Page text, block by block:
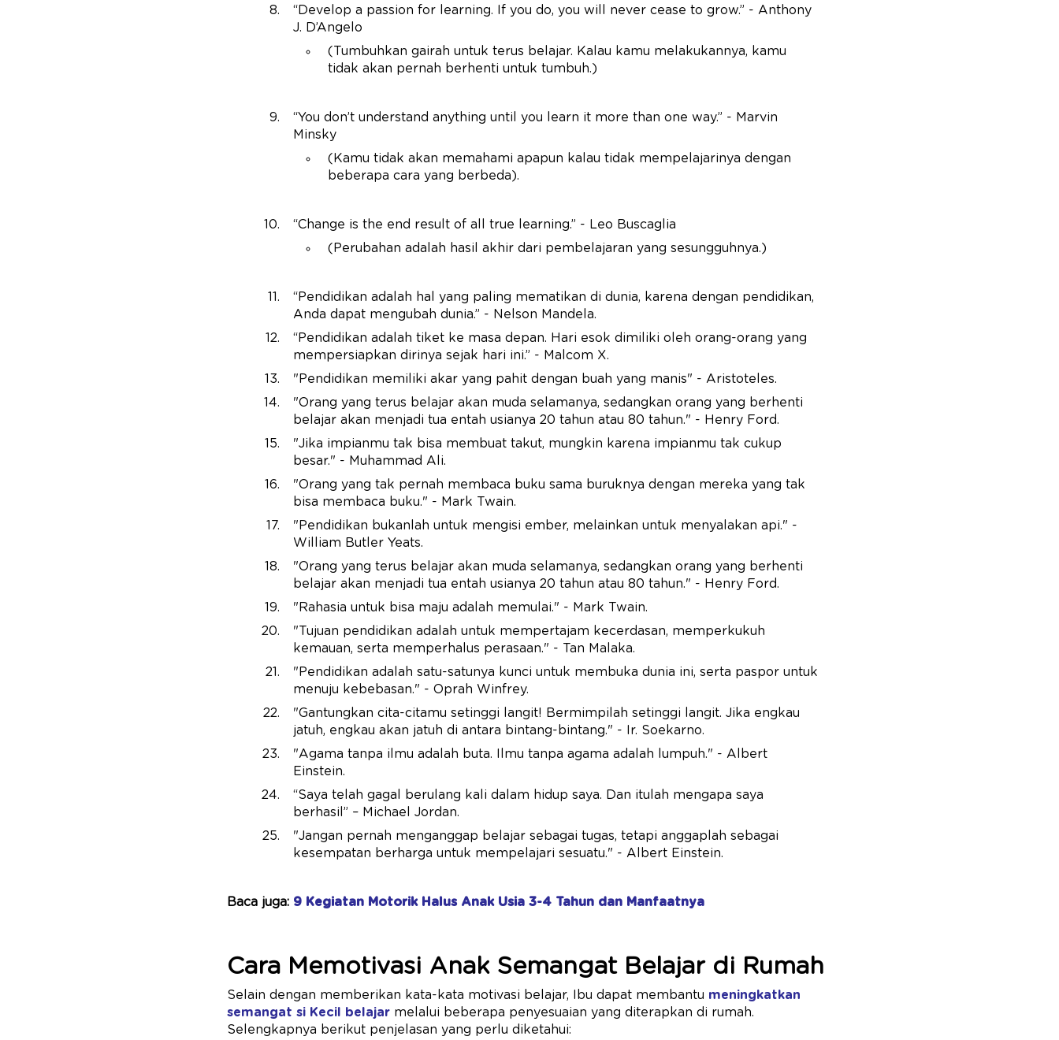
“Develop a passion for learning. If you do, you will never cease to grow.” - Anthony
J. D’Angelo
(Tumbuhkan gairah untuk terus belajar. Kalau kamu melakukannya, kamu
tidak akan pernah berhenti untuk tumbuh.)
“You don’t understand anything until you learn it more than one way.” - Marvin
Minsky
(Kamu tidak akan memahami apapun kalau tidak mempelajarinya dengan
beberapa cara yang berbeda).
“Change is the end result of all true learning.” - Leo Buscaglia
(Perubahan adalah hasil akhir dari pembelajaran yang sesungguhnya.)
“Pendidikan adalah hal yang paling mematikan di dunia, karena dengan pendidikan,
Anda dapat mengubah dunia.” - Nelson Mandela.
“Pendidikan adalah tiket ke masa depan. Hari esok dimiliki oleh orang-orang yang
mempersiapkan dirinya sejak hari ini.” - Malcom X.
"Pendidikan memiliki akar yang pahit dengan buah yang manis" - Aristoteles.
"Orang yang terus belajar akan muda selamanya, sedangkan orang yang berhenti
belajar akan menjadi tua entah usianya 20 tahun atau 80 tahun." - Henry Ford.
"Jika impianmu tak bisa membuat takut, mungkin karena impianmu tak cukup
besar." - Muhammad Ali.
"Orang yang tak pernah membaca buku sama buruknya dengan mereka yang tak
bisa membaca buku." - Mark Twain.
"Pendidikan bukanlah untuk mengisi ember, melainkan untuk menyalakan api." -
William Butler Yeats.
"Orang yang terus belajar akan muda selamanya, sedangkan orang yang berhenti
belajar akan menjadi tua entah usianya 20 tahun atau 80 tahun." - Henry Ford.
"Rahasia untuk bisa maju adalah memulai." - Mark Twain.
"Tujuan pendidikan adalah untuk mempertajam kecerdasan, memperkukuh
kemauan, serta memperhalus perasaan." - Tan Malaka.
"Pendidikan adalah satu-satunya kunci untuk membuka dunia ini, serta paspor untuk
menuju kebebasan." - Oprah Winfrey.
"Gantungkan cita-citamu setinggi langit! Bermimpilah setinggi langit. Jika engkau
jatuh, engkau akan jatuh di antara bintang-bintang." - Ir. Soekarno.
"Agama tanpa ilmu adalah buta. Ilmu tanpa agama adalah lumpuh." - Albert
Einstein.
“Saya telah gagal berulang kali dalam hidup saya. Dan itulah mengapa saya
berhasil” – Michael Jordan.
"Jangan pernah menganggap belajar sebagai tugas, tetapi anggaplah sebagai
kesempatan berharga untuk mempelajari sesuatu." - Albert Einstein.
Baca juga: 9 Kegiatan Motorik Halus Anak Usia 3-4 Tahun dan Manfaatnya
Cara Memotivasi Anak Semangat Belajar di Rumah
Selain dengan memberikan kata-kata motivasi belajar, Ibu dapat membantu meningkatkan
semangat si Kecil belajar melalui beberapa penyesuaian yang diterapkan di rumah.
Selengkapnya berikut penjelasan yang perlu diketahui: